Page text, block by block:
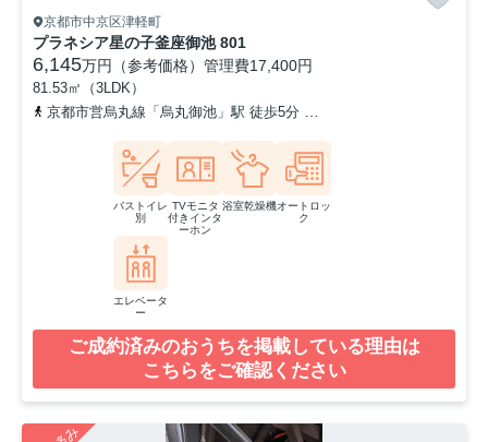
京都市中京区津軽町
プラネシア星の子釜座御池 801
6,145万円（参考価格） 管理費17,400円
81.53㎡（3LDK）
京都市営烏丸線「烏丸御池」駅 徒歩5分
バストイレ
別
TVモニタ
付きインタ
ーホン
浴室乾燥機オートロッ
ク
エレベータ
ー
ご成約済みのおうちを掲載している理由は
こちらをご確認ください